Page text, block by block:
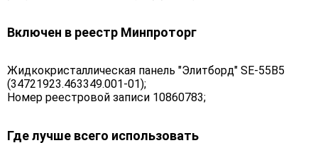
Включен в реестр Минпроторг
Жидкокристаллическая панель "Элитборд" SE-55B5
(34721923.463349.001-01);
Номер реестровой записи 10860783;
Где лучше всего использовать